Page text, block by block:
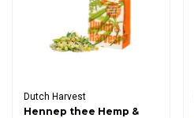
Dutch Harvest
Hennep thee Hemp &